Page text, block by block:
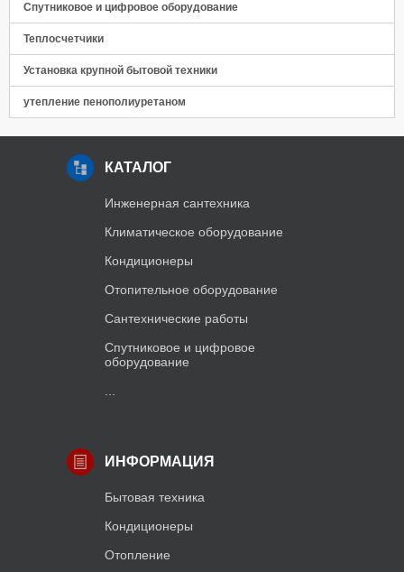
Спутниковое и цифровое оборудование
Теплосчетчики
Установка крупной бытовой техники
утепление пенополиуретаном
КАТАЛОГ
Инженерная сантехника
Климатическое оборудование
Кондиционеры
Отопительное оборудование
Сантехнические работы
Спутниковое и цифровое
оборудование
ИНФОРМАЦИЯ
Бытовая техника
Кондиционеры
Отопление